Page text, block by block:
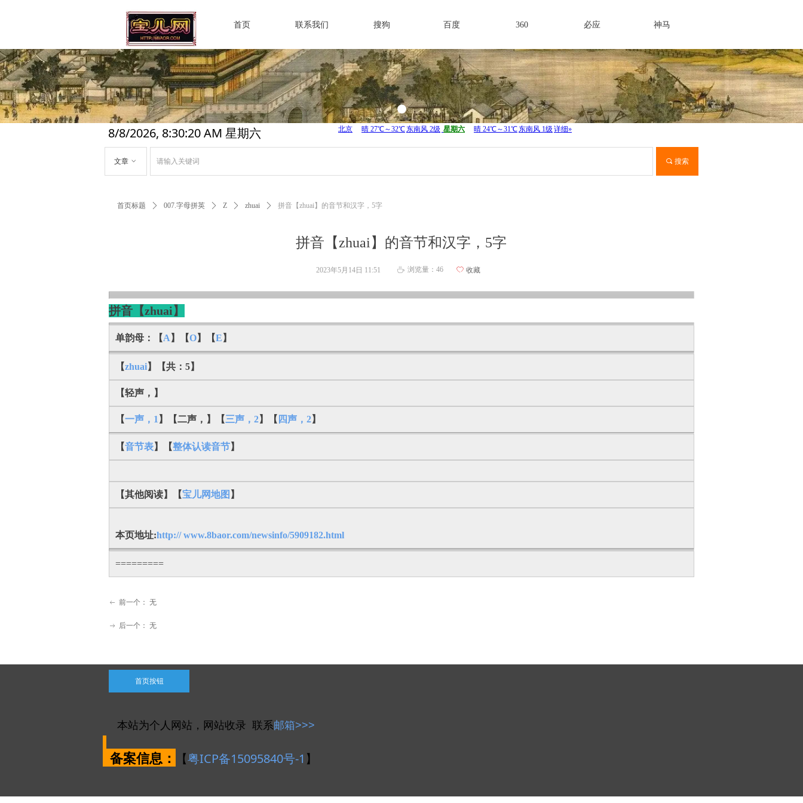
首页 联系我们 搜狗 百度 360 必应 神马
8/8/2026, 8:30:20 AM 星期六
끠 搜索
文章 ꀁ
ꂃ 前一个： 无
ꁹ 后一个： 无
拼音【zhuai】
单韵母：【A 】【O】【E 】
【zhuai】【共：5】
【轻声，】
【一声，1 】【二声，】【三声，2】【 四声，2】
【音节表】【整体认读音节】
【其他阅读】【宝儿网地图 】
本页地址:http:// www.8baor.com/newsinfo/5909182.html
=========
拼音【zhuai】的音节和汉字，5字
2023年5月14日 11:51 ꄘ 浏览量： 46 ꄀ 收藏
首页标题 ꄲ 007.字母拼英 ꄲ Z ꄲ zhuai ꄲ 拼音【zhuai】的音节和汉字，5字
首页按钮
本站为个人网站，网站收录 联系邮箱>>>
备案信息： 【粤ICP备15095840号-1 】